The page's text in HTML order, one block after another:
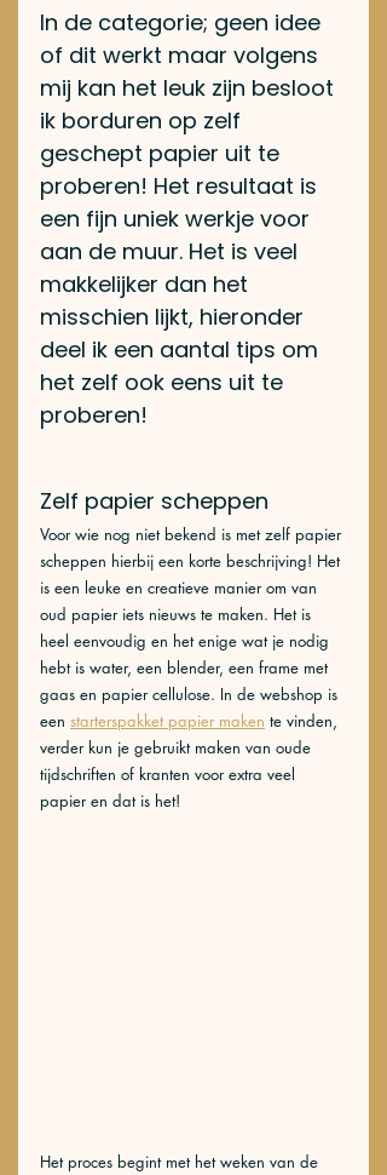
In de categorie; geen idee
of dit werkt maar volgens
mij kan het leuk zijn besloot
ik borduren op zelf
geschept papier uit te
proberen! Het resultaat is
een fijn uniek werkje voor
aan de muur. Het is veel
makkelijker dan het
misschien lijkt, hieronder
deel ik een aantal tips om
het zelf ook eens uit te
proberen!
Zelf papier scheppen
Voor wie nog niet bekend is met zelf papier
scheppen hierbij een korte beschrijving! Het
is een leuke en creatieve manier om van
oud papier iets nieuws te maken. Het is
heel eenvoudig en het enige wat je nodig
hebt is water, een blender, een frame met
gaas en papier cellulose. In de webshop is
een starterspakket papier maken te vinden,
verder kun je gebruikt maken van oude
tijdschriften of kranten voor extra veel
papier en dat is het!
Het proces begint met het weken van de